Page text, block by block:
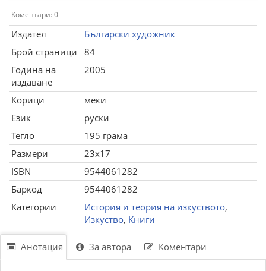
Коментари: 0
Издател
Български художник
Брой страници
84
Година на
издаване
2005
Корици
меки
Език
руски
Тегло
195 грама
Размери
23x17
ISBN
9544061282
Баркод
9544061282
Категории
История и теория на изкуството,
Изкуство, Книги
Анотация За автора Коментари